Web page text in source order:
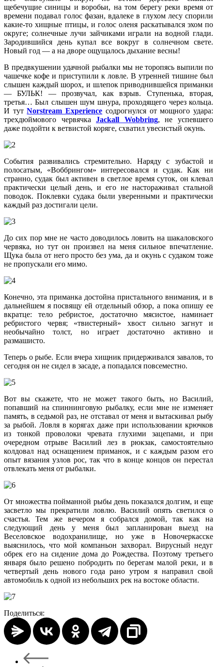
щебечущие синицы и воробьи, на том берегу реки время от
времени подавал голос фазан, вдалеке в глухом лесу спорили
какие-то хищные птицы, и голос оленя раскатывался эхом по
округе; солнечные лучи зайчиками играли на водной глади.
Зародившийся день купал все вокруг в солнечном свете.
Новый год — а на дворе ощущалось дыхание весны!
В предвкушении удачной рыбалки мы не торопясь выпили по
чашечке кофе и приступили к ловле. В утренней тишине был
слышен каждый шорох, и шлепок приводнившейся приманки
— БУЛЬК! — прозвучал, как взрыв. Ступенька, вторая,
третья… Был слышен шум шнура, проходящего через кольца.
И тутNorstream Experience содрогнулся от мощного удара:
трехдюймового червячкаJackall Wobbring, не успевшего
даже подойти к ветвистой коряге, схватил увесистый окунь.
События развивались стремительно. Наряду с зубастой и
полосатым, «Воббрингом» интересовался и судак. Как ни
странно, судак был активен в светлое время суток, он клевал
практически целый день, и его не настораживал стальной
поводок. Поклевки судака были уверенными и практически
каждый раз достигали цели.
До сих пор мне не часто доводилось ловить на шакаловского
червяка, но тут он произвел на меня сильное впечатление.
Щука была от него просто без ума, да и окунь с судаком тоже
не пропускали его мимо.
Конечно, эта приманка достойна пристального внимания, и в
дальнейшем я посвящу ей отдельный обзор, а пока опишу ее
вкратце: тело ребристое, достаточно мясистое, наминает
ребристого червя; «твистерный» хвост сильно загнут и
необычайно толст, но играет достаточно активно и
размашисто.
Теперь о рыбе. Если вчера хищник придерживался завалов, то
сегодня он не сидел в засаде, а попадался повсеместно.
Вот вы скажете, что не может такого быть, но Василий,
попавший на спиннинговую рыбалку, если мне не изменяет
память, в седьмой раз, не отставал от меня и вытаскивал рыбу
за рыбой. Ловля в корягах даже при использовании крючков
из тонкой проволоки чревата глухими зацепами, и при
очередном отрыве Василий лез в рюкзак, самостоятельно
колдовал над оснащением приманок, и с каждым разом его
опыт вязания узлов рос, так что в конце концов он перестал
отвлекать меня от рыбалки.
От множества пойманной рыбы день показался долгим, и еще
засветло мы прекратили ловлю. Василий опять светился о
счастья. Тем же вечером я собрался домой, так как на
следующий день у меня был запланирован выезд на
Веселовское водохранилище, но уже в Новочеркасске
выяснилось, что мой компаньон захворал. Вирусный недуг
обрек его на сидение дома до Рождества. Поэтому третьего
января было решено побродить по берегам малой реки, и в
четвертый день нового года рано утром я направил свой
автомобиль к одной из небольших рек на востоке области.
Поделиться: